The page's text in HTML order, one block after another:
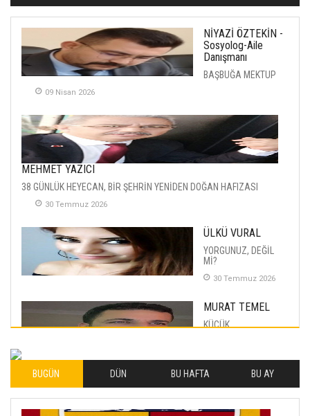
NİYAZİ ÖZTEKİN -
Sosyolog-Aile
Danışmanı
BAŞBUĞA MEKTUP
09 Nisan 2026
MEHMET YAZICI
38 GÜNLÜK HEYECAN, BİR ŞEHRİN YENİDEN DOĞAN HAFIZASI
30 Temmuz 2026
ÜLKÜ VURAL
YORGUNUZ, DEĞİL
Mİ?
30 Temmuz 2026
MURAT TEMEL
KÜÇÜK
İLHAN YILMAZ
SOFRADA AYRIMCILIK
VAR
BUGÜN DÜN BU HAFTA BU AY